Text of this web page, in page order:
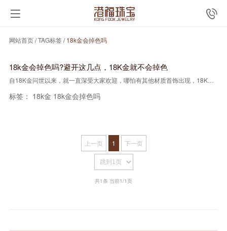
网站首页/TAG标签/ 18k金会掉色吗
18k金会掉色吗?避开这几点，18K金就不会掉色
自18K金问世以来，就一直深受大家欢迎，哪怕有其他材质首饰出现，18K金的地位就一直没变。但是你会发现，18K金的风评一直两极分化，有的人说18K金会掉···
标签： 18k金 18k金会掉色吗
上一页 1 下一页
共1条 当前1/1页